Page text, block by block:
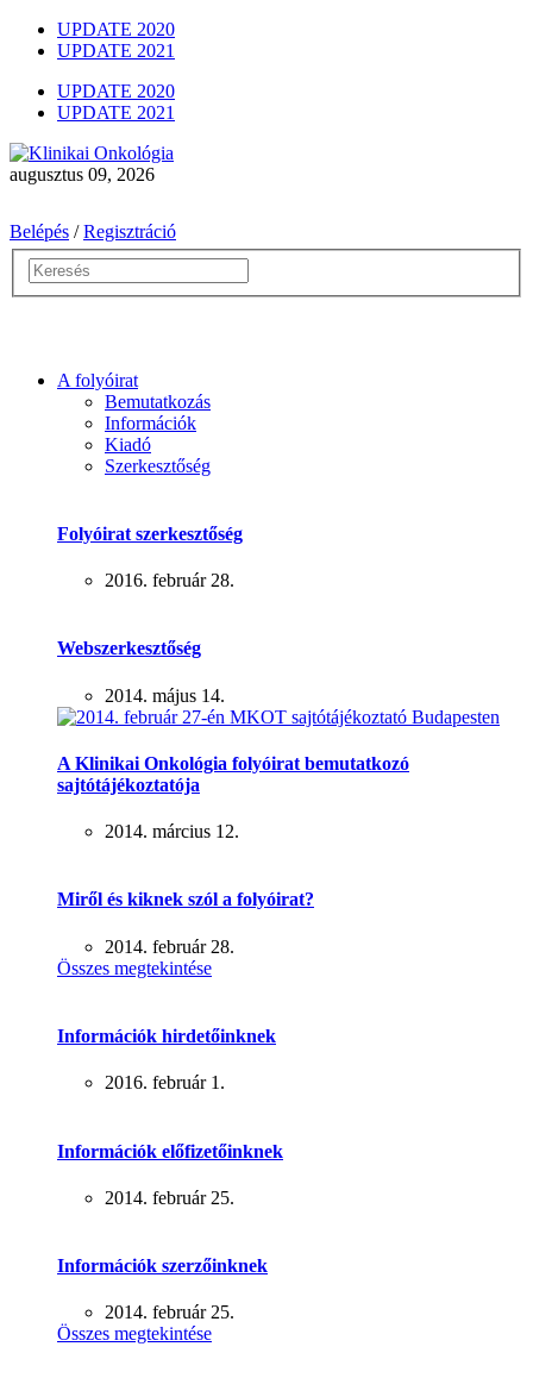
UPDATE 2020
UPDATE 2021
UPDATE 2020
UPDATE 2021
augusztus 09, 2026
Belépés / Regisztráció
A folyóirat
Bemutatkozás
Információk
Kiadó
Szerkesztőség
Folyóirat szerkesztőség
2016. február 28.
Webszerkesztőség
2014. május 14.
A Klinikai Onkológia folyóirat bemutatkozó
sajtótájékoztatója
2014. március 12.
Miről és kiknek szól a folyóirat?
2014. február 28.
Összes megtekintése
Információk hirdetőinknek
2016. február 1.
Információk előfizetőinknek
2014. február 25.
Információk szerzőinknek
2014. február 25.
Összes megtekintése